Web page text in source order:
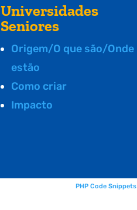
Universidades
Seniores
Origem/O que são/Onde
estão
Como criar
Impacto
PHP Code Snippets